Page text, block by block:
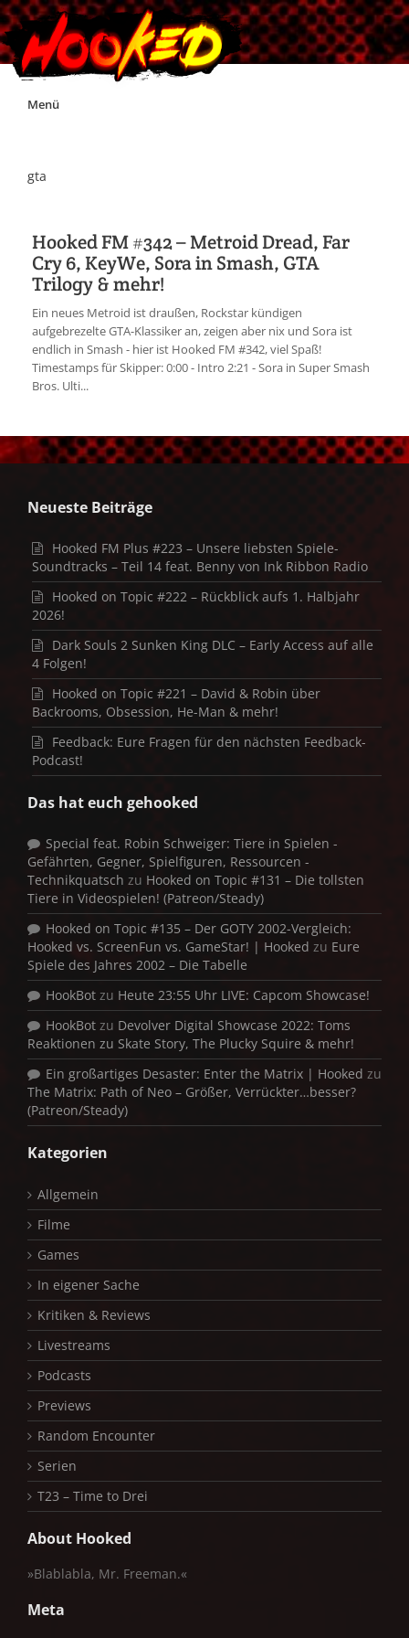
Skip
Menü
Impressum
Jobs
Discord
gta
Hooked FM #342 – Metroid Dread, Far
Cry 6, KeyWe, Sora in Smash, GTA
Trilogy & mehr!
Ein neues Metroid ist draußen, Rockstar kündigen
aufgebrezelte GTA-Klassiker an, zeigen aber nix und Sora ist
endlich in Smash - hier ist Hooked FM #342, viel Spaß!
Timestamps für Skipper: 0:00 - Intro 2:21 - Sora in Super Smash
Bros. Ulti...
Neueste Beiträge
Hooked FM Plus #223 – Unsere liebsten Spiele-
Soundtracks – Teil 14 feat. Benny von Ink Ribbon Radio
Hooked on Topic #222 – Rückblick aufs 1. Halbjahr
2026!
Dark Souls 2 Sunken King DLC – Early Access auf alle
4 Folgen!
Hooked on Topic #221 – David & Robin über
Backrooms, Obsession, He-Man & mehr!
Feedback: Eure Fragen für den nächsten Feedback-
Podcast!
Das hat euch gehooked
Special feat. Robin Schweiger: Tiere in Spielen -
Gefährten, Gegner, Spielfiguren, Ressourcen -
Technikquatsch zu Hooked on Topic #131 – Die tollsten
Tiere in Videospielen! (Patreon/Steady)
Hooked on Topic #135 – Der GOTY 2002-Vergleich:
Hooked vs. ScreenFun vs. GameStar! | Hooked zu Eure
Spiele des Jahres 2002 – Die Tabelle
HookBot zu Heute 23:55 Uhr LIVE: Capcom Showcase!
HookBot zu Devolver Digital Showcase 2022: Toms
Reaktionen zu Skate Story, The Plucky Squire & mehr!
Ein großartiges Desaster: Enter the Matrix | Hooked zu
The Matrix: Path of Neo – Größer, Verrückter…besser?
(Patreon/Steady)
Kategorien
Allgemein
Filme
Games
In eigener Sache
Kritiken & Reviews
Livestreams
Podcasts
Previews
Random Encounter
Serien
T23 – Time to Drei
About Hooked
»Blablabla, Mr. Freeman.«
Meta